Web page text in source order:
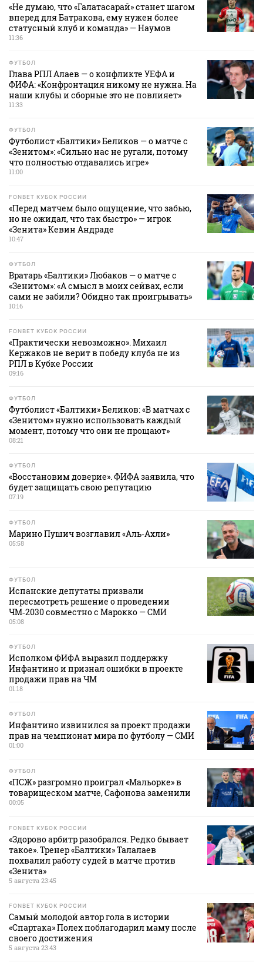
«Не думаю, что «Галатасарай» станет шагом
вперед для Батракова, ему нужен более
статусный клуб и команда» — Наумов
11:36
ФУТБОЛ
Глава РПЛ Алаев — о конфликте УЕФА и
ФИФА: «Конфронтация никому не нужна. На
наши клубы и сборные это не повлияет»
11:33
ФУТБОЛ
Футболист «Балтики» Беликов — о матче с
«Зенитом»: «Сильно нас не ругали, потому
что полностью отдавались игре»
11:00
FONBET КУБОК РОССИИ
«Перед матчем было ощущение, что забью,
но не ожидал, что так быстро» — игрок
«Зенита» Кевин Андраде
10:47
ФУТБОЛ
Вратарь «Балтики» Любаков — о матче с
«Зенитом»: «А смысл в моих сейвах, если
сами не забили? Обидно так проигрывать»
10:16
FONBET КУБОК РОССИИ
«Практически невозможно». Михаил
Кержаков не верит в победу клуба не из
РПЛ в Кубке России
09:16
ФУТБОЛ
Футболист «Балтики» Беликов: «В матчах с
«Зенитом» нужно использовать каждый
момент, потому что они не прощают»
08:21
ФУТБОЛ
«Восстановим доверие». ФИФА заявила, что
будет защищать свою репутацию
07:19
ФУТБОЛ
Марино Пушич возглавил «Аль‑Ахли»
05:58
ФУТБОЛ
Испанские депутаты призвали
пересмотреть решение о проведении
ЧМ‑2030 совместно с Марокко — СМИ
05:08
ФУТБОЛ
Исполком ФИФА выразил поддержку
Инфантино и признал ошибки в проекте
продажи прав на ЧМ
01:18
ФУТБОЛ
Инфантино извинился за проект продажи
прав на чемпионат мира по футболу — СМИ
01:00
ФУТБОЛ
«ПСЖ» разгромно проиграл «Мальорке» в
товарищеском матче, Сафонова заменили
00:05
FONBET КУБОК РОССИИ
«Здорово арбитр разобрался. Редко бывает
такое». Тренер «Балтики» Талалаев
похвалил работу судей в матче против
«Зенита»
5 августа 23:45
FONBET КУБОК РОССИИ
Самый молодой автор гола в истории
«Спартака» Полех поблагодарил маму после
своего достижения
5 августа 23:43